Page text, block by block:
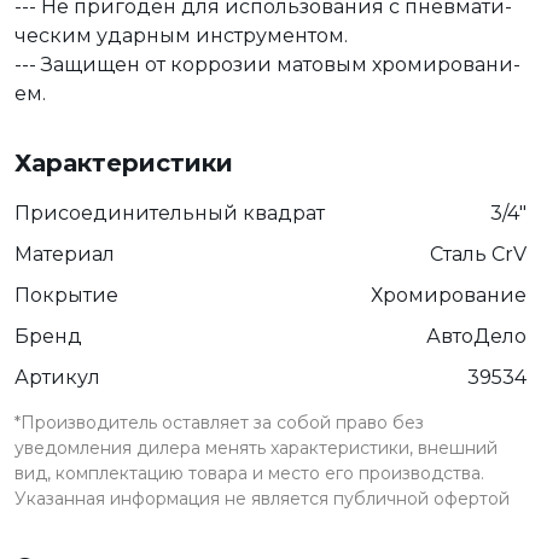
--- Не при­го­ден для ис­поль­зо­ва­ния с пнев­ма­ти­
че­ским удар­ным ин­стру­мен­том.
--- За­щи­щен от кор­ро­зии ма­то­вым хро­ми­ро­ва­ни­
ем.
Характеристики
Присоединительный квадрат
3/4"
Материал
Сталь CrV
Покрытие
Хромирование
Бренд
АвтоДело
Артикул
39534
*Производитель оставляет за собой право без
уведомления дилера менять характеристики, внешний
вид, комплектацию товара и место его производства.
Указанная информация не является публичной офертой